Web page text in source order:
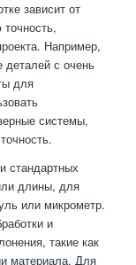
зависит от
Например,
деталей с очень
для
системы,
стандартных
длины, для
или микрометр.
и
такие как
материала. Для